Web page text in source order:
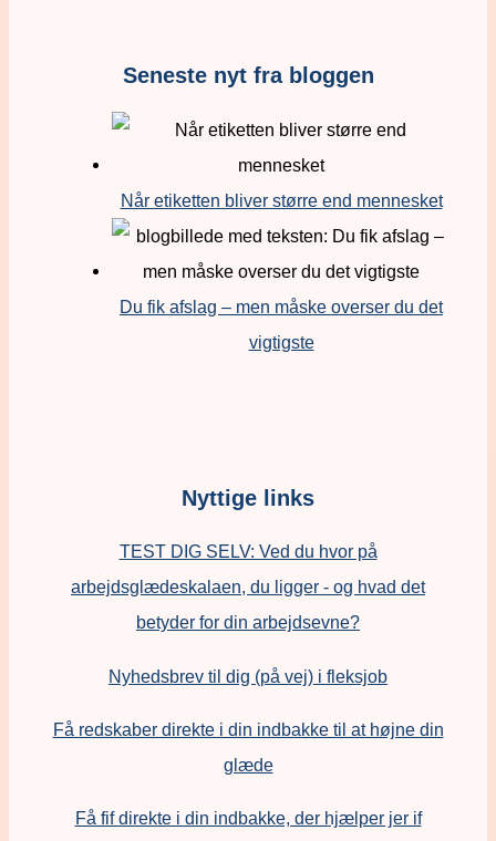
Seneste nyt fra bloggen
Når etiketten bliver større end mennesket
Du fik afslag – men måske overser du det
vigtigste
Nyttige links
TEST DIG SELV: Ved du hvor på
arbejdsglædeskalaen, du ligger - og hvad det
betyder for din arbejdsevne?
Nyhedsbrev til dig (på vej) i fleksjob
Få redskaber direkte i din indbakke til at højne din
glæde
Få fif direkte i din indbakke, der hjælper jer if